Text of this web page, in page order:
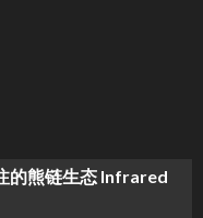
的熊链生态 Infrared